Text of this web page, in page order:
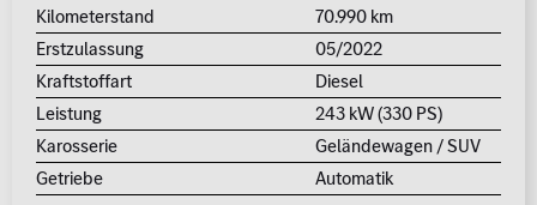
Kilometerstand
70.990 km
Erstzulassung
05/2022
Kraftstoffart
Diesel
Leistung
243 kW (330 PS)
Karosserie
Geländewagen / SUV
Getriebe
Automatik